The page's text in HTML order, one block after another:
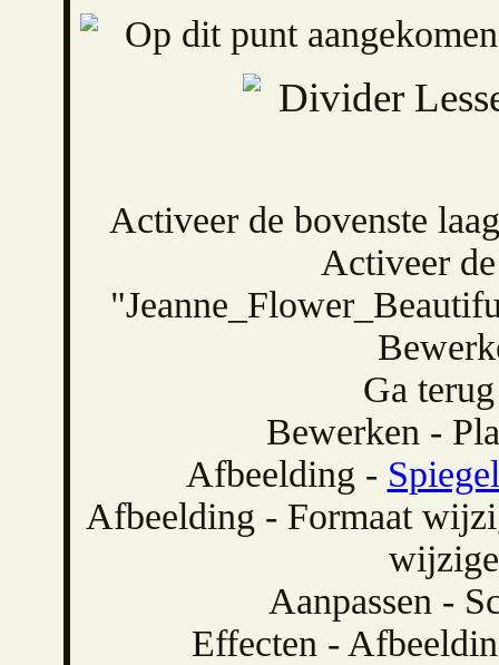
Activeer de bovenste
Activeer
Ga
Bewerken -
Afbeelding -
Afbeelding - Formaat
Aanpassen -
Effecten -